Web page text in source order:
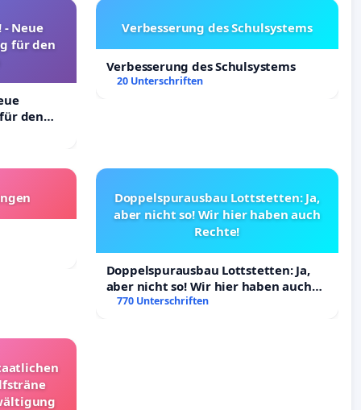
Neue
für den
den
Verbesserung des Schulsystems
Verbesserung des Schulsystems
20 Unterschriften
Doppelspurausbau Lottstetten: Ja,
aber nicht so! Wir hier haben auch
Rechte!
Doppelspurausbau Lottstetten: Ja,
aber nicht so! Wir hier haben auch
Rechte!
770 Unterschriften